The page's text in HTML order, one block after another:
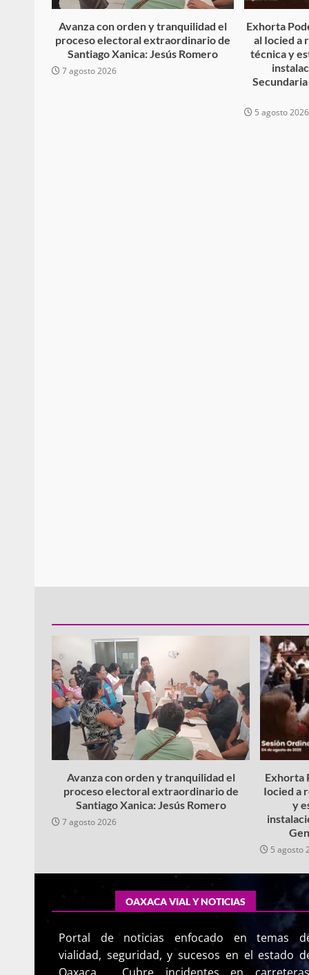
Avanza con orden y tranquilidad el
proceso electoral extraordinario de
Santiago Xanica: Jesús Romero
7 agosto 2026
Exhorta
al Iocied a
técnica y
5 agosto 2026
Despliega Gabinete
operativos aéreos en
para reforzar la
búsqueda de persona
17 septiembre 2025
Avanza con orden y tranquilidad el
proceso electoral extraordinario de
Santiago Xanica: Jesús Romero
7 agosto 2026
Exhorta
Iocied a
y
5 agosto
OAXACA VIAL Y NOTICIAS
Portal de noticias enfocado en temas
vialidad, seguridad, y sucesos en el estado